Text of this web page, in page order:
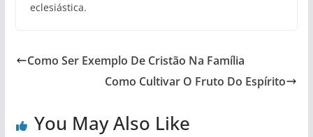
eclesiástica.
Como Ser Exemplo De Cristão Na Família
Como Cultivar O Fruto Do Espírito
You May Also Like